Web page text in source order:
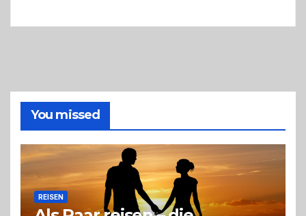
richtige
Entscheidung
You missed
REISEN